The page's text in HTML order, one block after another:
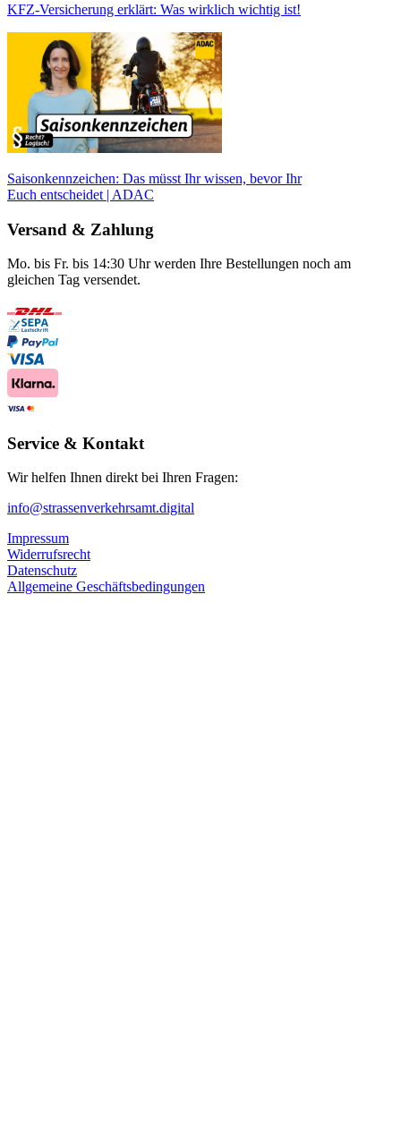
KFZ-Versicherung erklärt: Was wirklich wichtig ist!
Saisonkennzeichen: Das müsst Ihr wissen, bevor Ihr
Euch entscheidet | ADAC
Versand & Zahlung
Mo. bis Fr. bis 14:30 Uhr werden Ihre Bestellungen noch am
gleichen Tag versendet.
Service & Kontakt
Wir helfen Ihnen direkt bei Ihren Fragen:
info@strassenverkehrsamt.digital
Impressum
Widerrufsrecht
Datenschutz
Allgemeine Geschäftsbedingungen